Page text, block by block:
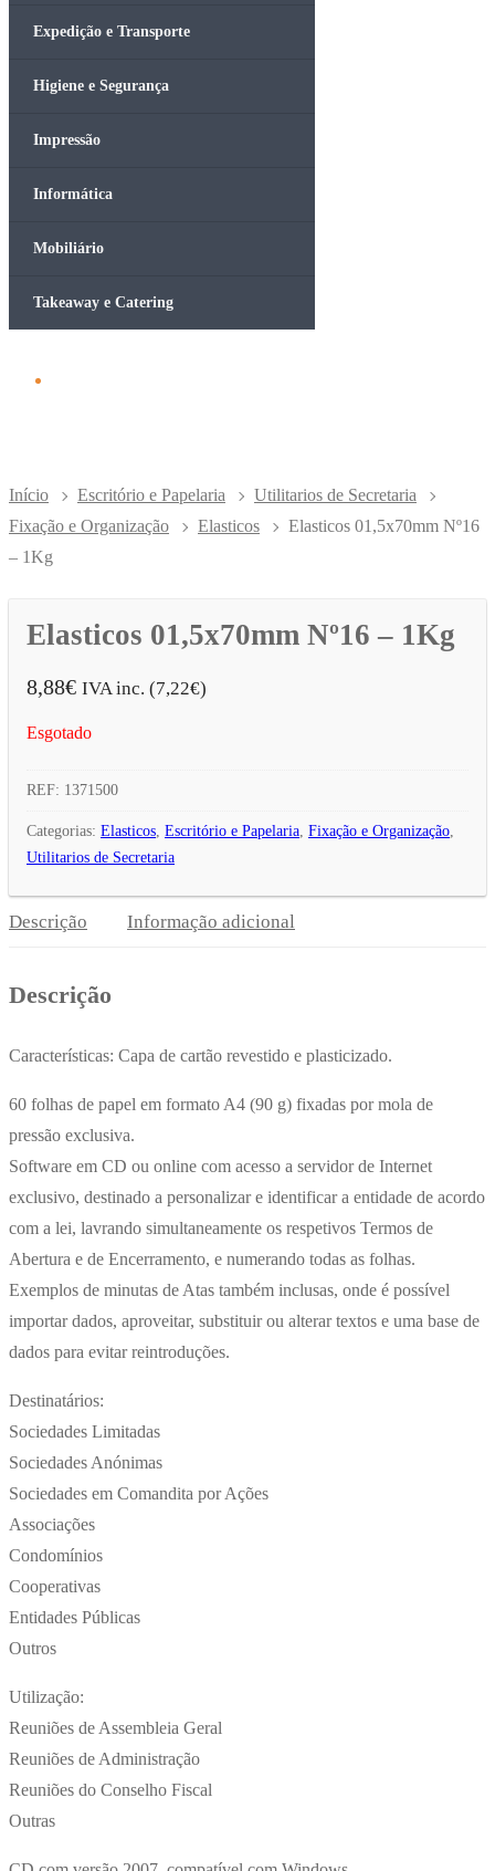
Expedição e Transporte
Higiene e Segurança
Impressão
Informática
Mobiliário
Takeaway e Catering
Início Escritório e Papelaria
Utilitarios de Secretaria
Fixação e Organização
Elasticos
Elasticos 01,5x70mm Nº16
– 1Kg
Elasticos 01,5x70mm Nº16 – 1Kg
8,88€ IVA inc. (7,22€)
Esgotado
REF: 1371500
Categorias: Elasticos, Escritório e Papelaria, Fixação e Organização,
Utilitarios de Secretaria
Descrição Informação adicional
Descrição
Características: Capa de cartão revestido e plasticizado.
60 folhas de papel em formato A4 (90 g) fixadas por mola de
pressão exclusiva.
Software em CD ou online com acesso a servidor de Internet
exclusivo, destinado a personalizar e identificar a entidade de acordo
com a lei, lavrando simultaneamente os respetivos Termos de
Abertura e de Encerramento, e numerando todas as folhas.
Exemplos de minutas de Atas também inclusas, onde é possível
importar dados, aproveitar, substituir ou alterar textos e uma base de
dados para evitar reintroduções.
Destinatários:
Sociedades Limitadas
Sociedades Anónimas
Sociedades em Comandita por Ações
Associações
Condomínios
Cooperativas
Entidades Públicas
Outros
Utilização:
Reuniões de Assembleia Geral
Reuniões de Administração
Reuniões do Conselho Fiscal
Outras